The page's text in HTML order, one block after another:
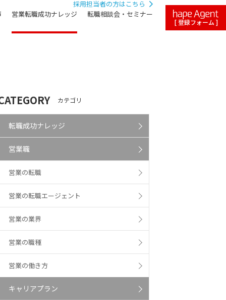
採用担当者の方はこちら
営業転職成功ナレッジ 転職相談会・セミナー
[ 登録フォーム ]
カテゴリ
転職成功ナレッジ
営業職
営業の転職
営業の転職エージェント
営業の業界
営業の職種
営業の働き方
キャリアプラン